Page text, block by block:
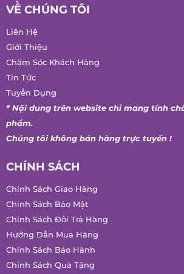
VỀ CHÚNG TÔI
Liên Hệ
Giới Thiệu
Chăm Sóc Khách Hàng
Tin Tức
Tuyển Dụng
* Nội dung trên website chỉ mang tính
phẩm.
Chúng tôi không bán hàng trực tuyến !
CHÍNH SÁCH
Chính Sách Giao Hàng
Chính Sách Bảo Mật
Chính Sách Đổi Trả Hàng
Hướng Dẫn Mua Hàng
Chính Sách Bảo Hành
Chính Sách Quà Tặng